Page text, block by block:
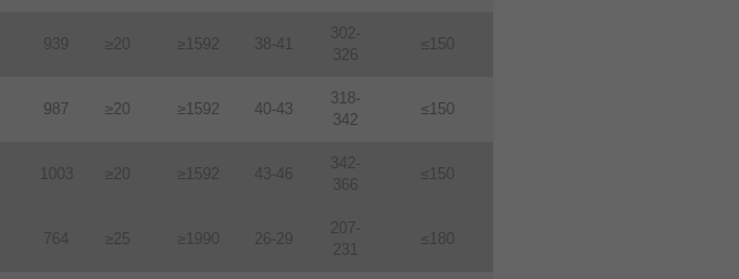
939 ≥20 ≥1592 38-41
302-
326
≤150
987 ≥20 ≥1592 40-43
318-
342
≤150
1003 ≥20 ≥1592 43-46
342-
366
≤150
764 ≥25 ≥1990 26-29
207-
231
≤180